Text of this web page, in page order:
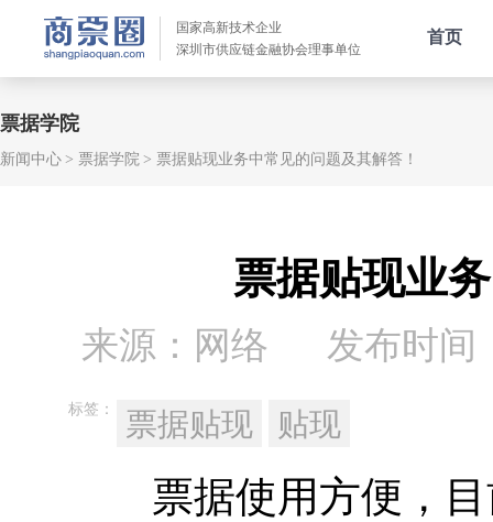
国家高新技术企业
深圳市供应链金融协会理事单位
首页
票据学院
新闻中心 票据学院 票据贴现业务中常见的问题及其解答！
票据贴现业
来源：网络 发布时间
标签： 票据贴现 贴现
票据使用方便，目